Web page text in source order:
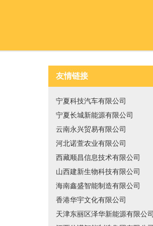
友情链接
宁夏科技汽车有限公司
宁夏长城新能源有限公司
云南永兴贸易有限公司
河北诺萱农业有限公司
西藏顺昌信息技术有限公司
山西建新生物科技有限公司
海南鑫盛智能制造有限公司
香港华宇文化有限公司
天津东丽区泽华新能源有限公司